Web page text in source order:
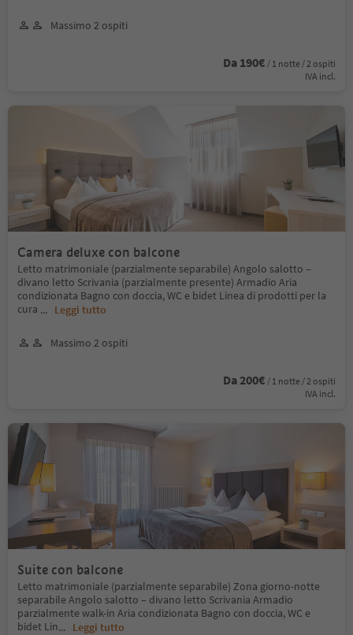
Massimo 2 ospiti
Da 190€ / 1 notte / 2 ospiti
IVA incl.
Camera deluxe con balcone
Letto matrimoniale (parzialmente separabile) Angolo salotto –
divano letto Scrivania (parzialmente presente) Armadio Aria
condizionata Bagno con doccia, WC e bidet Linea di prodotti per la
cura ... Leggi tutto
Massimo 2 ospiti
Da 200€ / 1 notte / 2 ospiti
IVA incl.
Suite con balcone
Letto matrimoniale (parzialmente separabile) Zona giorno-notte
separabile Angolo salotto – divano letto Scrivania Armadio
parzialmente walk-in Aria condizionata Bagno con doccia, WC e
bidet Lin... Leggi tutto